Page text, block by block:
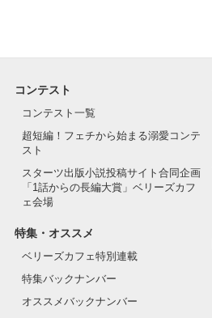
コンテスト
コンテスト一覧
超短編！フェチから始まる溺愛コンテ
スト
スターツ出版小説投稿サイト合同企画
「1話からの長編大賞」ベリーズカフ
ェ会場
特集・オススメ
ベリーズカフェ特別連載
特集バックナンバー
オススメバックナンバー